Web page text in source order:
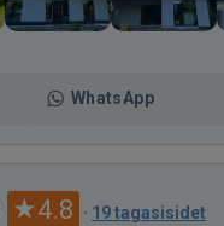
WhatsApp
4.8 · 19 tagasisidet